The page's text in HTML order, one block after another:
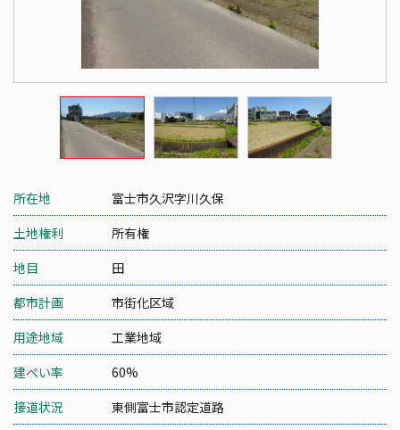
所在地
富士市久沢字川久保
土地権利
所有権
地目
田
都市計画
市街化区域
用途地域
工業地域
建ぺい率
60%
接道状況
東側富士市認定道路